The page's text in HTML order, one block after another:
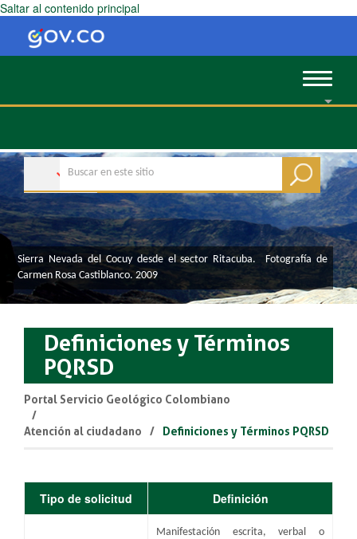
Saltar al contenido principal
Toggle
​​​​​​​Sierra Nevada del Cocuy desde el sector Ritacuba. Fotografía de
Carmen Rosa Castiblanco. 2009
Definiciones y Términos
PQRSD
Portal Servicio Geológico Colombiano
Atención al ciudadano Definiciones y Términos PQRSD
​Tipo de solicitud ​Definición
Manifestación escrita, verbal o